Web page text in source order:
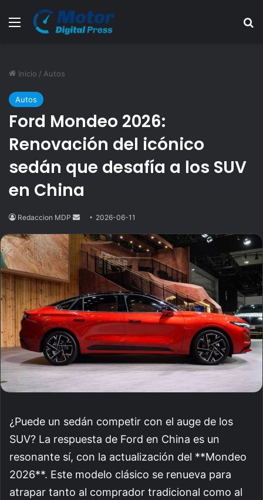
Menú
Inicio / Autos
Autos
Ford Mondeo 2026:
Renovación del icónico
sedán que desafía a los SUV
en China
Redaccion MDP
Send
email
2026-06-11
¿Puede un sedán competir con el auge de los
SUV? La respuesta de Ford en China es un
resonante sí, con la actualización del **Mondeo
2026**. Este modelo clásico se renueva para
atrapar tanto al comprador tradicional como al